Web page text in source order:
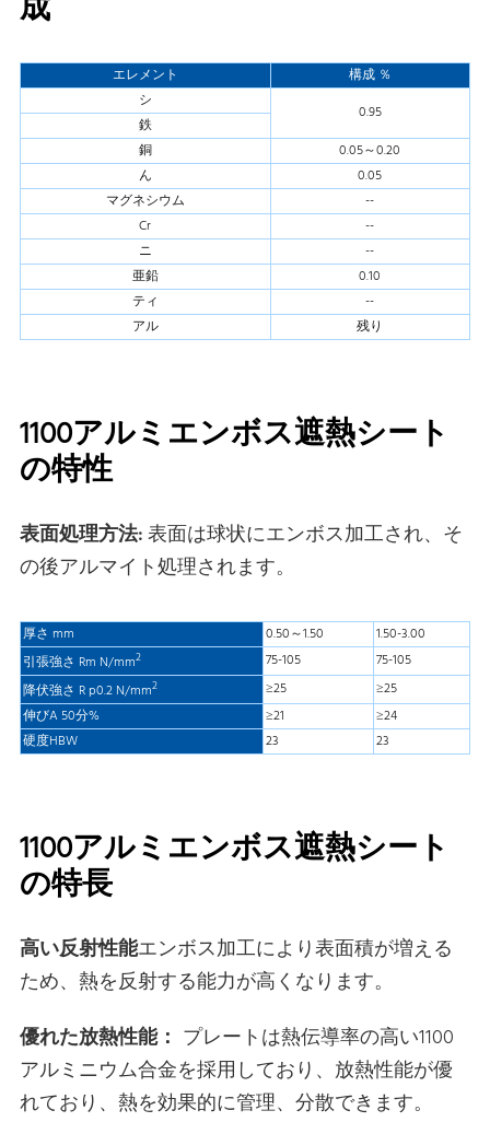
エレメント
構成 ％
シ
0.95
鉄
銅
0.05～0.20
ん
0.05
マグネシウム
--
Cr
--
ニ
--
亜鉛
0.10
ティ
--
アル
残り
1100アルミエンボス遮熱シート
の特性
表面処理方法:表面は球状にエンボス加工され、そ
の後アルマイト処理されます。
厚さ mm 0.50～1.50
1.50-3.00
引張強さ Rm N/mm2 75-105
75-105
降伏強さ R p0.2 N/mm2 ≥25
≥25
伸びA 50分%
≥21
≥24
硬度HBW
23 23
1100アルミエンボス遮熱シート
の特長
高い反射性能エンボス加工により表面積が増える
ため、熱を反射する能力が高くなります。
優れた放熱性能： プレートは熱伝導率の高い1100
アルミニウム合金を採用しており、放熱性能が優
れており、熱を効果的に管理、分散できます。